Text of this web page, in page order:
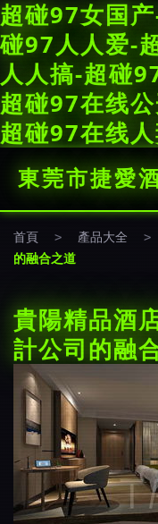
超碰97女国
碰97人人爱-
人人搞-超碰
超碰97在线
超碰97在线
東莞市捷愛
首頁 > 產品大全 >
的融合之道
貴陽精品酒
計公司的融